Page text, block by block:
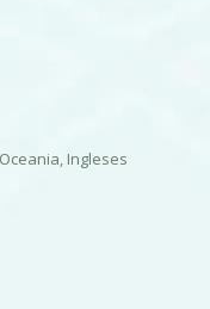
Ingleses